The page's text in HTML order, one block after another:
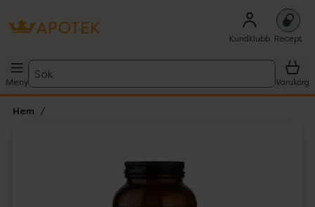
Kundklubb Recept
Meny
Sök
Varukorg
Hem